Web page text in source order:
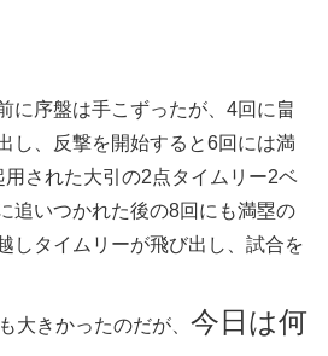
に序盤は手こずったが、4回に畠
し、反撃を開始すると6回には満
された大引の2点タイムリー2ベ
追いつかれた後の8回にも満塁の
しタイムリーが飛び出し、試合を
大きかったのだが、 今日は何